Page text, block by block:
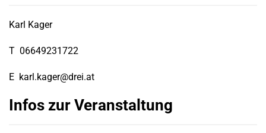
Karl Kager
T 06649231722
E karl.kager@drei.at
Infos zur Veranstaltung